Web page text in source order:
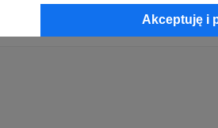
Akceptuję i
Patronem